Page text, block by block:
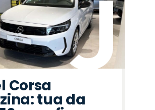
Corsa
tua da